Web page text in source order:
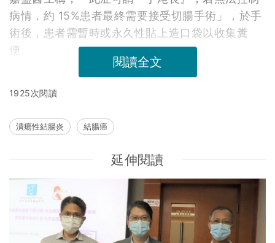
病情，約 15%患者最終需要接受切腸手術」，於手
術後，患者需暫時或永久性貼上造口袋以收集糞
便。
閱讀全文
1925次閱讀
潰瘍性結腸炎 結腸癌
延伸閱讀